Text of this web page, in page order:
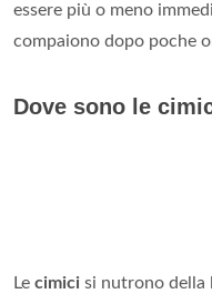
essere più o meno
compaiono dopo poche
Dove sono le
Le cimici si nutrono della